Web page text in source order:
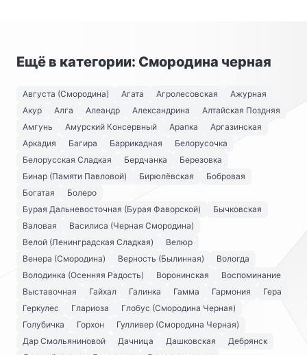
Ещё в категории: Смородина черная
Августа (Смородина) Агата Агролесовская
Ажурная
Акур
Алга Алеандр Александрина
Алтайская Поздняя
Амгунь
Амурский Консервный Арапка
Аргазинская
Аркадия
Багира Баррикадная
Белорусочка
Белорусская Сладкая
Бердчанка
Березовка
Бинар (Памяти Павловой)
Бирюлёвская
Бобровая
Богатая
Болеро
Бурая Дальневосточная (Бурая Фаворской)
Бычковская
Валовая
Василиса (Черная Смородина)
Велой (Ленинградская Сладкая)
Велюр
Венера (Смородина)
Верность (Былинная)
Вологда
Володинка (Осенняя Радость)
Воронинская
Воспоминание
Выставочная
Гайхал Галинка Гамма Гармония
Гера
Геркулес
Глариоза
Глобус (Смородина Черная)
Голубичка
Горхон
Гулливер (Смородина Черная)
Дар Смольяниновой
Дачница Дашковская
Дебрянск